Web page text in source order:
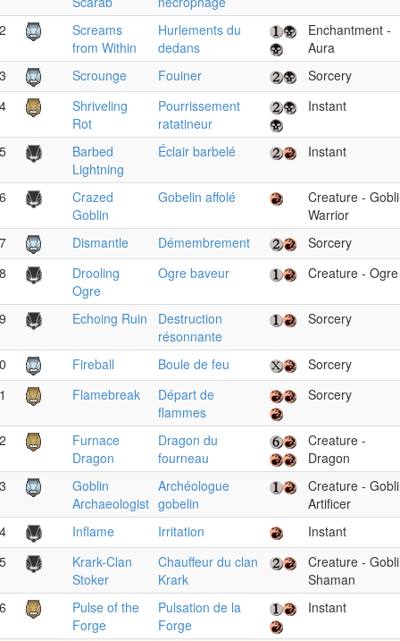
Screams
from Within
Hurlements du
dedans
Enchantment -
Aura
Scrounge Fouiner
Sorcery
Shriveling
Rot
Pourrissement
ratatineur
Instant
Barbed
Lightning
Éclair barbelé Instant
Crazed
Goblin
Gobelin affolé
Creature -
Warrior
Dismantle Démembrement
Sorcery
Drooling
Ogre
Ogre baveur Creature - Ogre
Echoing Ruin
Destruction
résonnante
Sorcery
Fireball Boule de feu
Sorcery
Flamebreak
Départ de
flammes
Sorcery
Furnace
Dragon
Dragon du
fourneau
Creature -
Dragon
Goblin
Archaeologist
Archéologue
gobelin
Creature -
Artificer
Inflame Irritation
Instant
Krark-Clan
Stoker
Chauffeur du clan
Krark
Creature -
Shaman
Pulse of the
Forge
Pulsation de la
Forge
Instant